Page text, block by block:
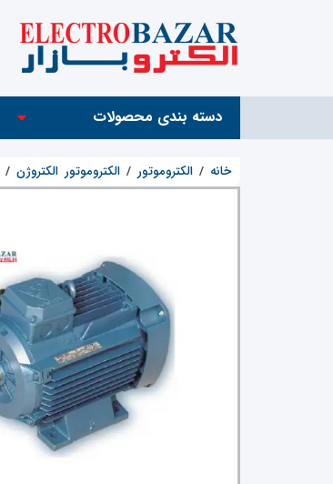
دسته بندی محصولات
خانه / الکتروموتور / الکتروموتور الکتروژن /